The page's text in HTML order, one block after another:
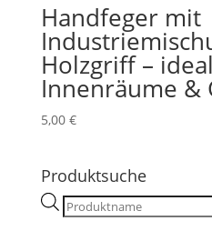
Handfeger mit
Holzgriff –
Innenräume &
5,00 €
Produktsuche
Products